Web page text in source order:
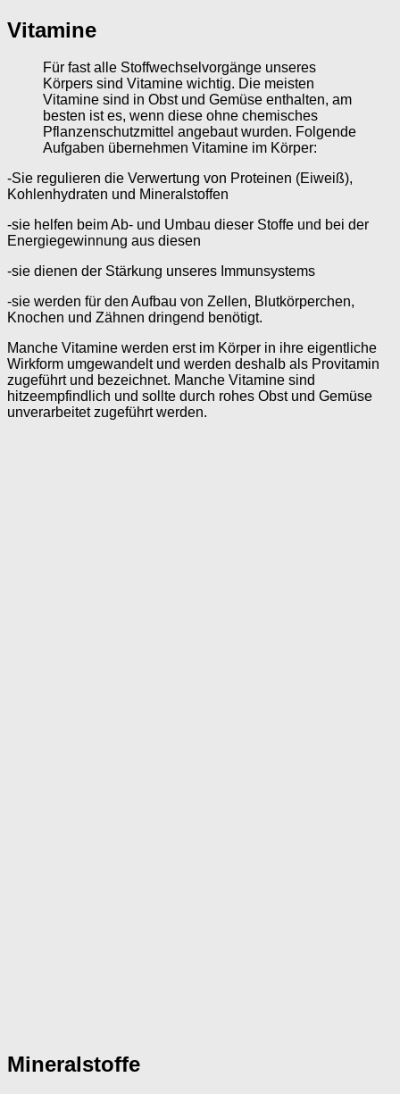
Vitamine
Für fast alle Stoffwechselvorgänge unseres
Körpers sind Vitamine wichtig. Die meisten
Vitamine sind in Obst und Gemüse enthalten, am
besten ist es, wenn diese ohne chemisches
Pflanzenschutzmittel angebaut wurden. Folgende
Aufgaben übernehmen Vitamine im Körper:
-Sie regulieren die Verwertung von Proteinen (Eiweiß),
Kohlenhydraten und Mineralstoffen
-sie helfen beim Ab- und Umbau dieser Stoffe und bei der
Energiegewinnung aus diesen
-sie dienen der Stärkung unseres Immunsystems
-sie werden für den Aufbau von Zellen, Blutkörperchen,
Knochen und Zähnen dringend benötigt.
Manche Vitamine werden erst im Körper in ihre eigentliche
Wirkform umgewandelt und werden deshalb als Provitamin
zugeführt und bezeichnet. Manche Vitamine sind
hitzeempfindlich und sollte durch rohes Obst und Gemüse
unverarbeitet zugeführt werden.
Mineralstoffe